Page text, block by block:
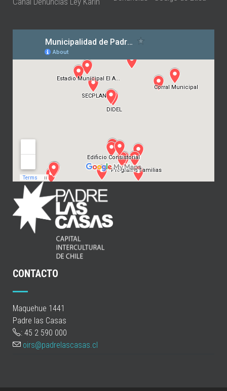
CONTACTO
Maquehue 1441
Padre las Casas
: 45 2 590 000
oirs@padrelascasas.cl